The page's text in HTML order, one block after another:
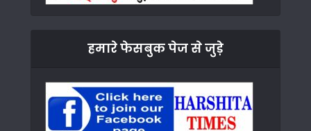
हमारे फेसबुक पेज से जुड़े